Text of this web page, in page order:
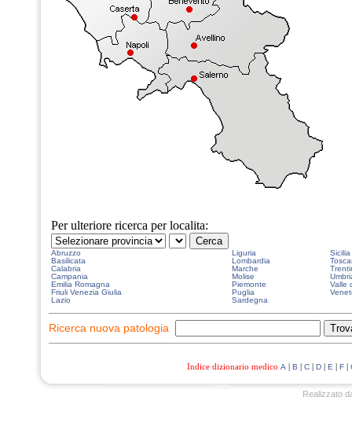
Per ulteriore ricerca per localita:
Abruzzo Liguria
Sicilia
Basilicata
Lombardia
Calabria
Marche
Campania
Molise
Emilia Romagna
Piemonte
Valle
Friuli Venezia Giulia
Puglia
Lazio
Sardegna
Ricerca nuova patologia
Indice dizionario medico A | B | C | D | E | F |
Realizzato